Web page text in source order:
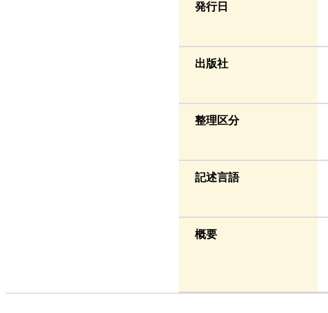
発行日
出版社
整理区分
記述言語
概要